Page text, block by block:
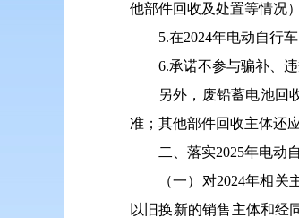
他部件回收及处置等情况
5.在2024年电动自行
6.承诺不参与骗补、
另外，废铅蓄电池回
准；其他部件回收主体还
二、落实2025年电动
（一）对2024年相
以旧换新的销售主体和经